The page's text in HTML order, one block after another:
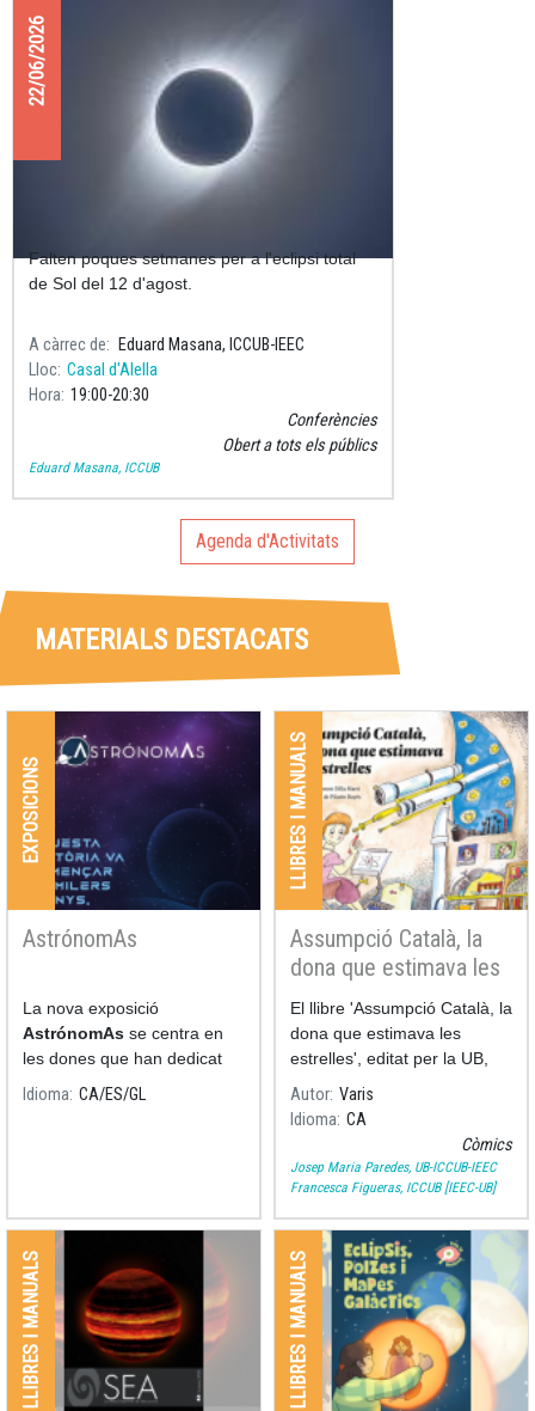
22/06/2026
Preparats per l'eclipsi total de Sol?
Falten poques setmanes per a l'eclipsi total
de Sol del 12 d'agost.
A càrrec de
Eduard Masana, ICCUB-IEEC
Lloc Casal d'Alella
Hora 19:00 20:30
Conferències
Obert a tots els públics
Eduard Masana, ICCUB
Agenda d'Activitats
MATERIALS DESTACATS
EXPOSICIONS
AstrónomAs
La nova exposició
AstrónomAs se centra en
les dones que han dedicat
les seves nits i els seus dies
a l'estudi de l'astronomia.
Idioma CA ES GL
LLIBRES I MANUALS
Assumpció Català, la
dona que estimava les
estrelles
El llibre 'Assumpció Català, la
dona que estimava les
estrelles', editat per la UB,
escrit per Ramon Dilla (UB) i
il·lustrat per Pilarín Bayés,
recull els moments més
significatius de la vida i la
Autor Varis
Idioma CA
Còmics
Josep Maria Paredes, UB-ICCUB-IEEC
Francesca Figueras, ICCUB [IEEC-UB]
LLIBRES I MANUALS LLIBRES I MANUALS